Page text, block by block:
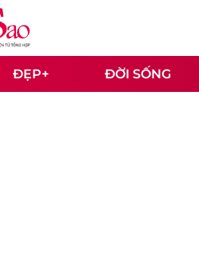
ĐẸP+ ĐỜI SỐNG